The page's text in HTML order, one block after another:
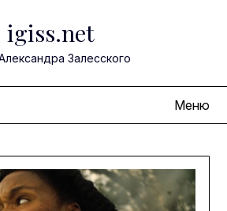
igiss.net
Залесского
Меню